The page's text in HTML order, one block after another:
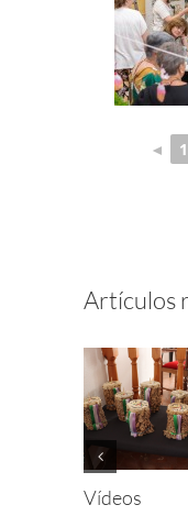
◄ 1
Artículos
Vídeos